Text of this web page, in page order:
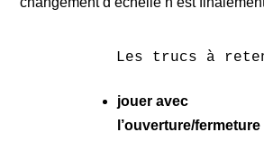
Les trucs à
jouer avec
l’ouverture/fermeture